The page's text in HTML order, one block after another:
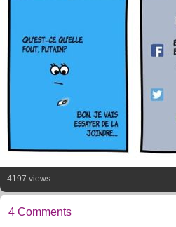
4197 views
4 Comments